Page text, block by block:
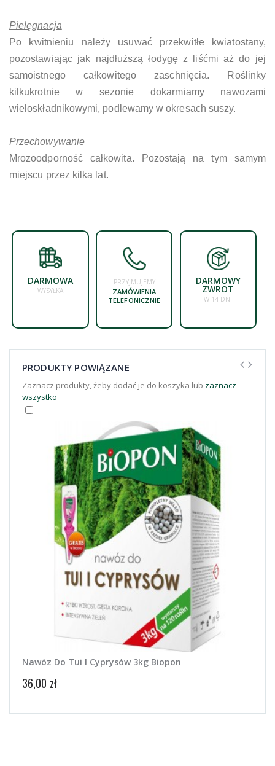
Pielęgnacja
Po kwitnieniu należy usuwać przekwitłe kwiatostany,
pozostawiając jak najdłuższą łodygę z liśćmi aż do jej
samoistnego całkowitego zaschnięcia. Roślinky
kilkukrotnie w sezonie dokarmiamy nawozami
wieloskładnikowymi, podlewamy w okresach suszy.
Przechowywanie
Mrozoodporność całkowita. Pozostają na tym samym
miejscu przez kilka lat.
DARMOWA
WYSYŁKA
PRZYJMUJEMY
ZAMÓWIENIA
TELEFONICZNIE
DARMOWY
ZWROT
W 14 DNI
PRODUKTY POWIĄZANE
Zaznacz produkty, żeby dodać je do koszyka lub zaznacz
wszystko
Nawóz Do Tui I Cyprysów 3kg Biopon
36,00 zł